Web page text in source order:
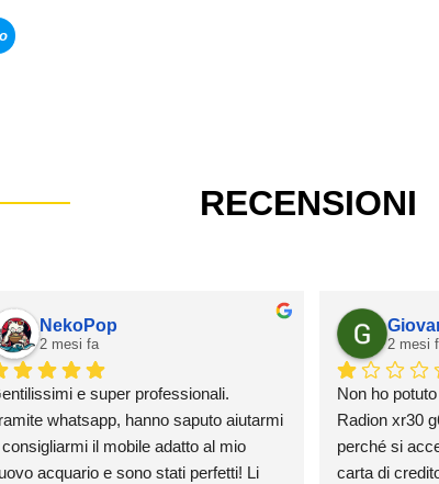
RECENSIONI
NekoPop
2 mesi fa
e super professionali.
whatsapp, hanno saputo aiutarmi
il mobile adatto al mio
acquario e sono stati perfetti! Li
2 mesi
Non ho
Radion xr30
perché si
carta di